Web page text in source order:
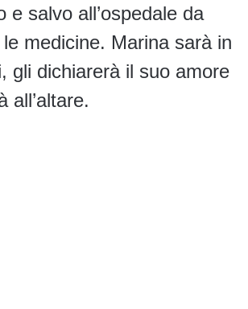
e salvo all’ospedale da
medicine. Marina sarà in
gli dichiarerà il suo amore
all’altare.